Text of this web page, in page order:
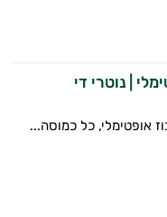
| נוטרי די
אופטימלי, כל כמוסה...